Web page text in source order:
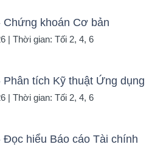
Chứng khoán Cơ bản
| Thời gian: Tối 2, 4, 6
Phân tích Kỹ thuật Ứng dụng
| Thời gian: Tối 2, 4, 6
Đọc hiểu Báo cáo Tài chính